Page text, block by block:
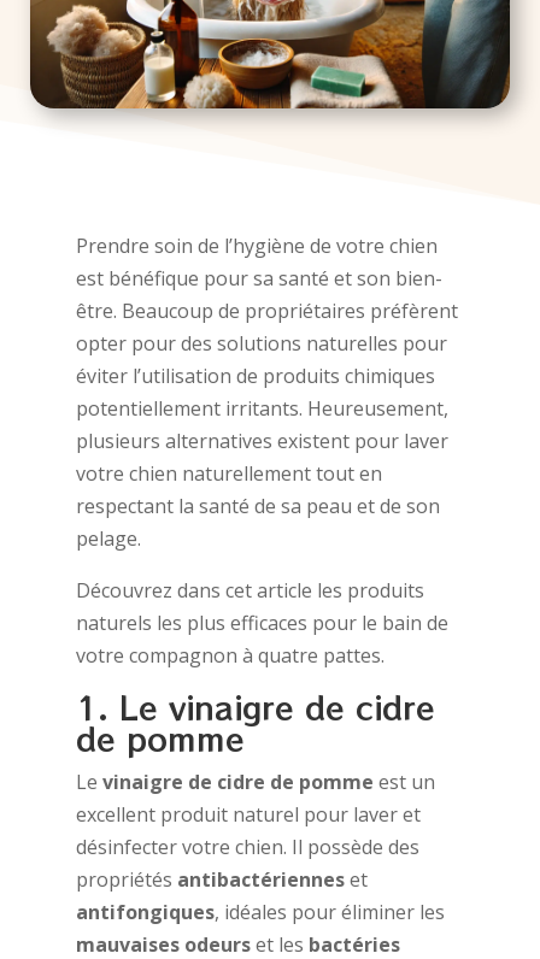
Prendre soin de l’hygiène de votre chien
est bénéfique pour sa santé et son bien-
être. Beaucoup de propriétaires préfèrent
opter pour des solutions naturelles pour
éviter l’utilisation de produits chimiques
potentiellement irritants. Heureusement,
plusieurs alternatives existent pour laver
votre chien naturellement tout en
respectant la santé de sa peau et de son
pelage.
Découvrez dans cet article les produits
naturels les plus efficaces pour le bain de
votre compagnon à quatre pattes.
1. Le vinaigre de cidre
de pomme
Le vinaigre de cidre de pomme est un
excellent produit naturel pour laver et
désinfecter votre chien. Il possède des
propriétés antibactérienneset
antifongiques, idéales pour éliminer les
mauvaises odeurset les bactéries